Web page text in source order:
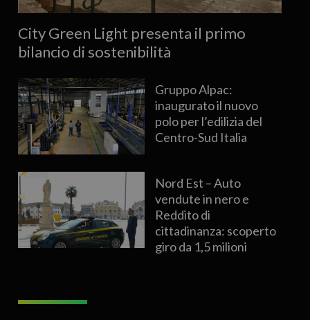
City Green Light presenta il primo
bilancio di sostenibilità
Gruppo Alpac:
inaugurato il nuovo
polo per l’edilizia del
Centro-Sud Italia
Nord Est – Auto
vendute in nero e
Reddito di
cittadinanza: scoperto
giro da 1,5 milioni